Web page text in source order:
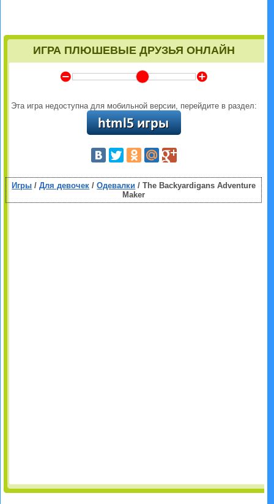
ИГРА ПЛЮШЕВЫЕ ДРУЗЬЯ ОНЛАЙН
Y Z
Эта игра недоступна для мобильной версии, перейдите в раздел:
Игры /Для девочек /Одевалки / The Backyardigans Adventure
Maker